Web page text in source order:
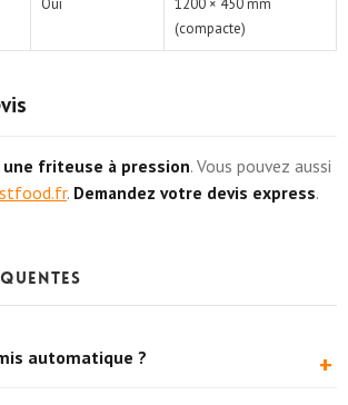
(compacte)
une friteuse à pression. Vous pouvez aussi
. Demandez votre devis express.
automatique ? +